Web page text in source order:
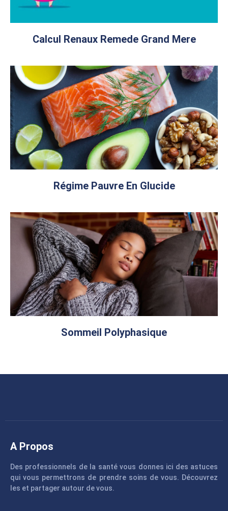
Calcul Renaux Remede Grand Mere
Régime Pauvre En Glucide
Sommeil Polyphasique
A Propos
Des professionnels de la santé vous donnes ici des astuces
qui vous permettrons de prendre soins de vous. Découvrez
les et partager autour de vous.